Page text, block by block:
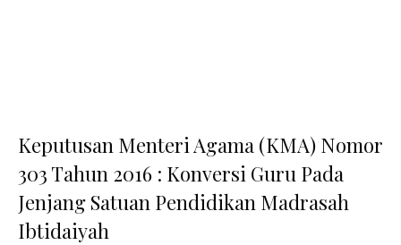
Keputusan Menteri Agama (KMA) Nomor
303 Tahun 2016 : Konversi Guru Pada
Jenjang Satuan Pendidikan Madrasah
Ibtidaiyah